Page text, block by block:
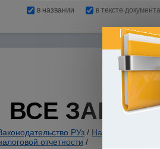
в названии в тексте документа
ВСЕ
РУз / Налоги.
отчетности /